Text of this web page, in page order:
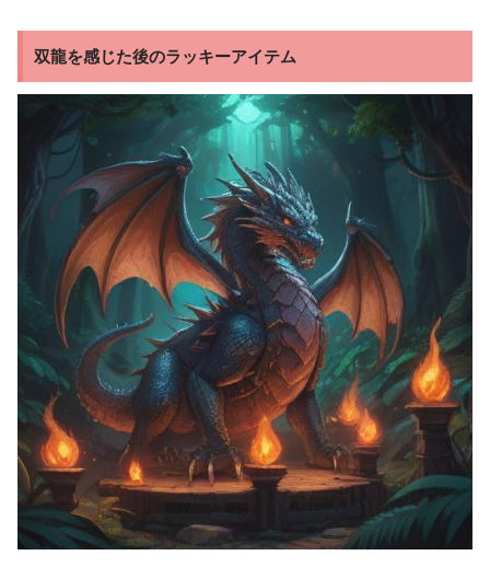
双龍を感じた後のラッキーアイテム